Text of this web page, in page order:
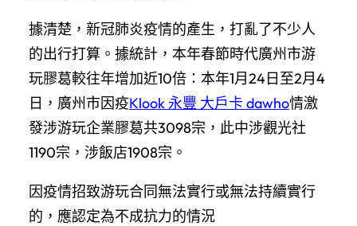
據清楚，新冠肺炎疫情的產生，打亂了不少人
的出行打算。據統計，本年春節時代廣州市游
玩膠葛較往年增加近10倍：本年1月24日至2月4
日，廣州市因疫Klook 永豐 大戶卡 dawho情激
發涉游玩企業膠葛共3098宗，此中涉觀光社
1190宗，涉飯店1908宗。
因疫情招致游玩合同無法實行或無法持續實行
的，應認定為不成抗力的情況